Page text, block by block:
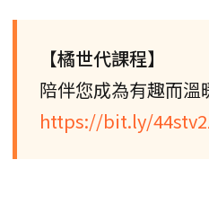
【橘世代課程】
陪伴您成為有趣而溫
https://bit.ly/